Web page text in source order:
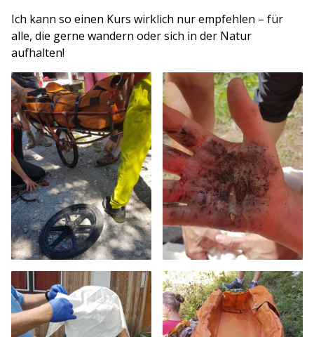
Ich kann so einen Kurs wirklich nur empfehlen – für
alle, die gerne wandern oder sich in der Natur
aufhalten!